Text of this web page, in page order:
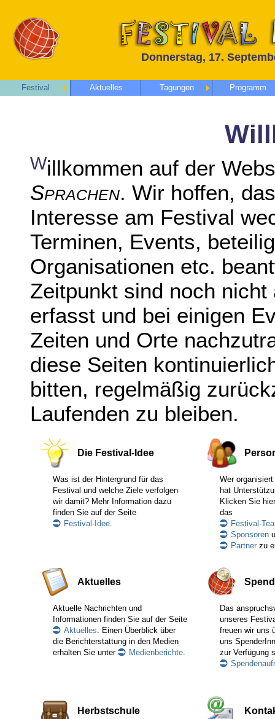
Donnerstag, 17.
Festival Aktuelles Tagungen Programm
Willkommen auf der
Sprachen. Wir hoffen,
Interesse am Festival
Terminen, Events,
Organisationen etc.
Zeitpunkt sind noch
erfasst und bei einigen
Zeiten und Orte
diese Seiten
bitten, regelmäßig
Laufenden zu bleiben.
Die Festival-Idee
Was ist der Hintergrund für das
Festival und welche Ziele verfolgen
wir damit? Mehr Information dazu
finden Sie auf der Seite
Festival-Idee
Wer
hat
Klicken Sie
das
Festival-
Sponsoren
Partner zu
Aktuelles
Aktuelle Nachrichten und
Informationen finden Sie auf der Seite
Aktuelles . Einen Überblick über
die Berichterstattung in den Medien
erhalten Sie unter
Medienberichte
Das
unseres
freuen wir uns
uns
zur Verfügung
Herbstschule